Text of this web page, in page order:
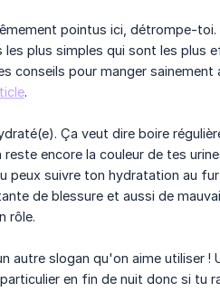
pointus ici, détrompe-
plus simples qui sont les plus
conseils pour manger
.
Ça veut dire boire
encore la couleur de tes
peux suivre ton hydratation au
de blessure et aussi de
rôle.
autre slogan qu'on aime utiliser
en fin de nuit donc si